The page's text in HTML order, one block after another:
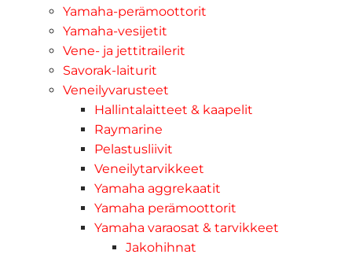
Yamaha-perämoottorit
Yamaha-vesijetit
Vene- ja jettitrailerit
Savorak-laiturit
Veneilyvarusteet
Hallintalaitteet & kaapelit
Raymarine
Pelastusliivit
Veneilytarvikkeet
Yamaha aggrekaatit
Yamaha perämoottorit
Yamaha varaosat & tarvikkeet
Jakohihnat